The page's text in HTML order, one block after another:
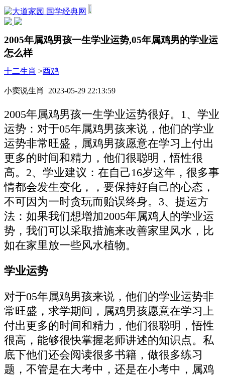
国学经典网
2005年属鸡男孩一生学业运势,05年属鸡男的学业运
怎么样
十二生肖 >酉鸡
小窦说生肖 2023-05-29 22:13:59
2005年属鸡男孩一生学业运势很好。1、学业
运势：对于05年属鸡男孩来说，他们的学业
运势非常旺盛，属鸡男孩愿意在学习上付出
更多的时间和精力，他们很聪明，悟性很
高。2、学业建议：在自己16岁这年，很多事
情都会发生变化，，要保持好自己的心态，
不可因为一时贪玩而贻误终身。3、提运方
法：如果我们想增加2005年属鸡人的学业运
势，我们可以采取措施来改善家里风水，比
如在家里放一些风水植物。
学业运势
对于05年属鸡男孩来说，他们的学业运势非
常旺盛，求学期间，属鸡男孩愿意在学习上
付出更多的时间和精力，他们很聪明，悟性
很高，能够很快掌握老师讲述的知识点。私
底下他们还会阅读很多书籍，做很多练习
题，不管是在大考中，还是在小考中，属鸡